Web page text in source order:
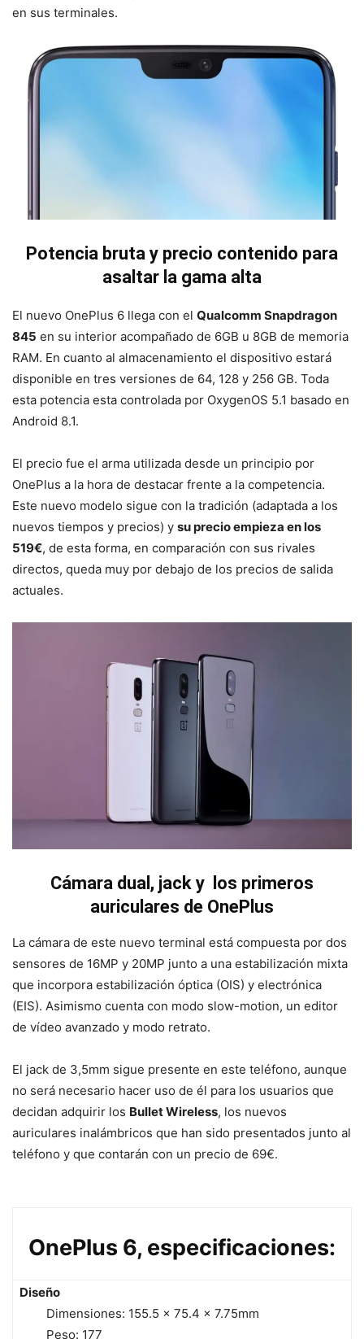
en sus terminales.
Potencia bruta y precio contenido para
asaltar la gama alta
El nuevo OnePlus 6 llega con el Qualcomm Snapdragon
845 en su interior acompañado de 6GB u 8GB de memoria
RAM. En cuanto al almacenamiento el dispositivo estará
disponible en tres versiones de 64, 128 y 256 GB. Toda
esta potencia esta controlada por OxygenOS 5.1 basado en
Android 8.1.
El precio fue el arma utilizada desde un principio por
OnePlus a la hora de destacar frente a la competencia.
Este nuevo modelo sigue con la tradición (adaptada a los
nuevos tiempos y precios) y su precio empieza en los
519€, de esta forma, en comparación con sus rivales
directos, queda muy por debajo de los precios de salida
actuales.
Cámara dual, jack y los primeros
auriculares de OnePlus
La cámara de este nuevo terminal está compuesta por dos
sensores de 16MP y 20MP junto a una estabilización mixta
que incorpora estabilización óptica (OIS) y electrónica
(EIS). Asimismo cuenta con modo slow-motion, un editor
de vídeo avanzado y modo retrato.
El jack de 3,5mm sigue presente en este teléfono, aunque
no será necesario hacer uso de él para los usuarios que
decidan adquirir los Bullet Wireless, los nuevos
auriculares inalámbricos que han sido presentados junto al
teléfono y que contarán con un precio de 69€.
OnePlus 6, especificaciones:
Diseño
Dimensiones: 155.5 x 75.4 x 7.75mm
Peso: 177